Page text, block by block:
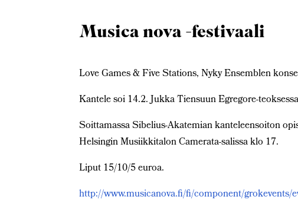
Musica nova -festivaali
Love Games & Five Stations, Nyky Ensemblen
Kantele soi 14.2. Jukka Tiensuun Egregore-
Soittamassa Sibelius-Akatemian kanteleensoiton
Helsingin Musiikkitalon Camerata-salissa klo 17.
Liput 15/10/5 euroa.
http://www.musicanova.fi/fi/component/grokevents/